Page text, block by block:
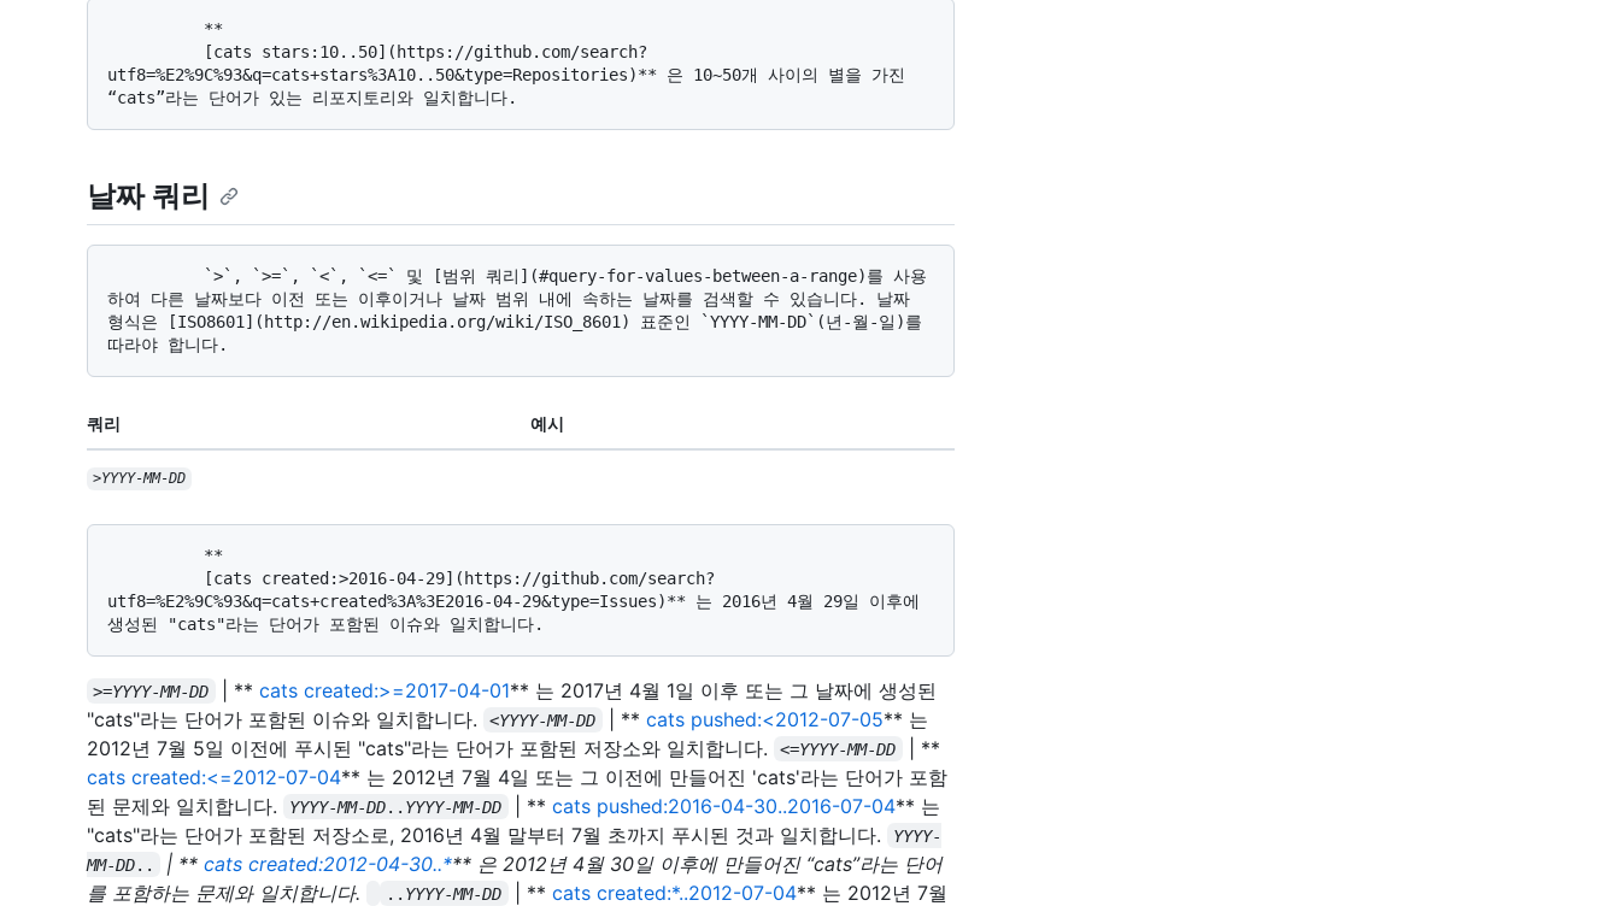
utf8=%E2%9C%93&q=cats+stars%3A10..50&type=Repositories)** 은 10~50개 사이의 별을 가진
날짜 쿼리
하여 다른 날짜보다 이전 또는 이후이거나 날짜 범위 내에 속하는 날짜를 검색할 수 있습니다. 날짜
형식은 [ISO8601](http://en.wikipedia.org/wiki/ISO_8601) 표준인 `YYYY-MM-DD`(년-월-일)를
쿼리 예시
>YYYY-MM-DD
utf8=%E2%9C%93&q=cats+created%3A%3E2016-04-29&type=Issues)** 는 2016년 4월 29일 이후에
>=YYYY-MM-DD | ** cats created:>=2017-04-01** 는 2017년 4월 1일 이후 또는 그 날짜에 생성된
"cats"라는 단어가 포함된 이슈와 일치합니다.
<YYYY-MM-DD | ** cats pushed:<2012-07-05** 는
2012년 7월 5일 이전에 푸시된 "cats"라는 단어가 포함된 저장소와 일치합니다.
<=YYYY-MM-DD
| **
cats created:<=2012-07-04** 는 2012년 7월 4일 또는 그 이전에 만들어진 'cats'라는 단어가 포함
된 문제와 일치합니다.
YYYY-MM-DD.. YYYY-MM-DD | ** cats pushed:2016-04-30..2016-07-04** 는
"cats"라는 단어가 포함된 저장소로, 2016년 4월 말부터 7월 초까지 푸시된 것과 일치합니다.
YYYY-
MM-DD.. | **cats created:2012-04-30..*** 은 2012년 4월 30일 이후에 만들어진 “cats”라는 단어
를 포함하는 문제와 일치합니다.
.. YYYY-MM-DD | ** cats created:*..2012-07-04** 는 2012년 7월